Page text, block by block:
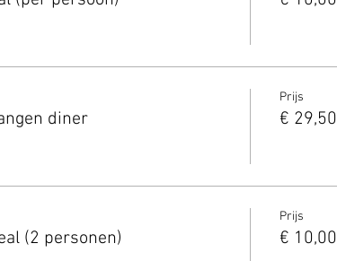
diner
Prijs
€ 29,50
(2 personen)
Prijs
€ 10,00